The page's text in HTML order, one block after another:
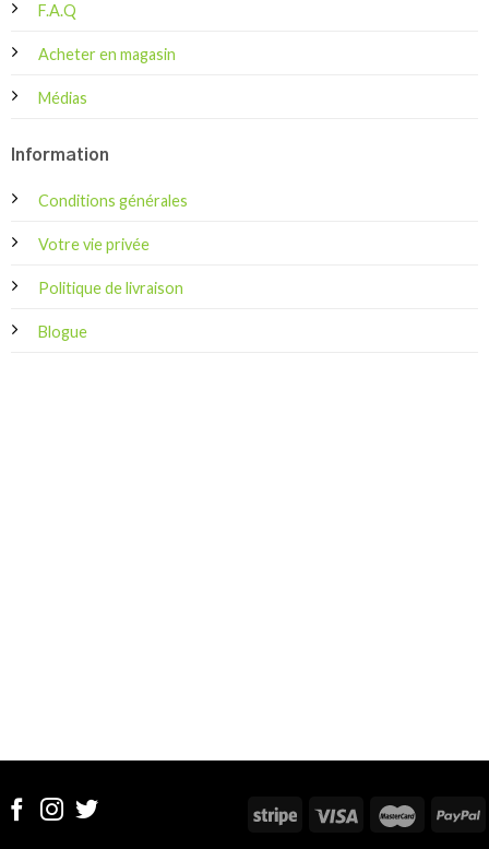
F.A.Q
Acheter en magasin
Médias
Information
Conditions générales
Votre vie privée
Politique de livraison
Blogue